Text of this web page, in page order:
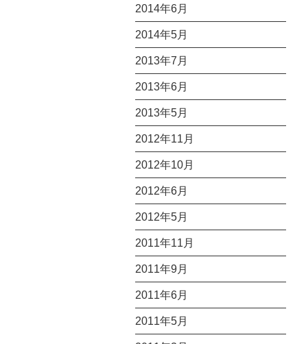
2014年6月
2014年5月
2013年7月
2013年6月
2013年5月
2012年11月
2012年10月
2012年6月
2012年5月
2011年11月
2011年9月
2011年6月
2011年5月